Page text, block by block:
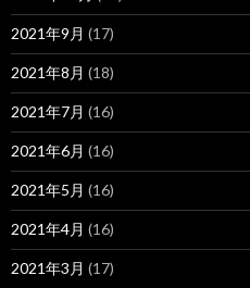
2021年9月 (17)
2021年8月 (18)
2021年7月 (16)
2021年6月 (16)
2021年5月 (16)
2021年4月 (16)
2021年3月 (17)